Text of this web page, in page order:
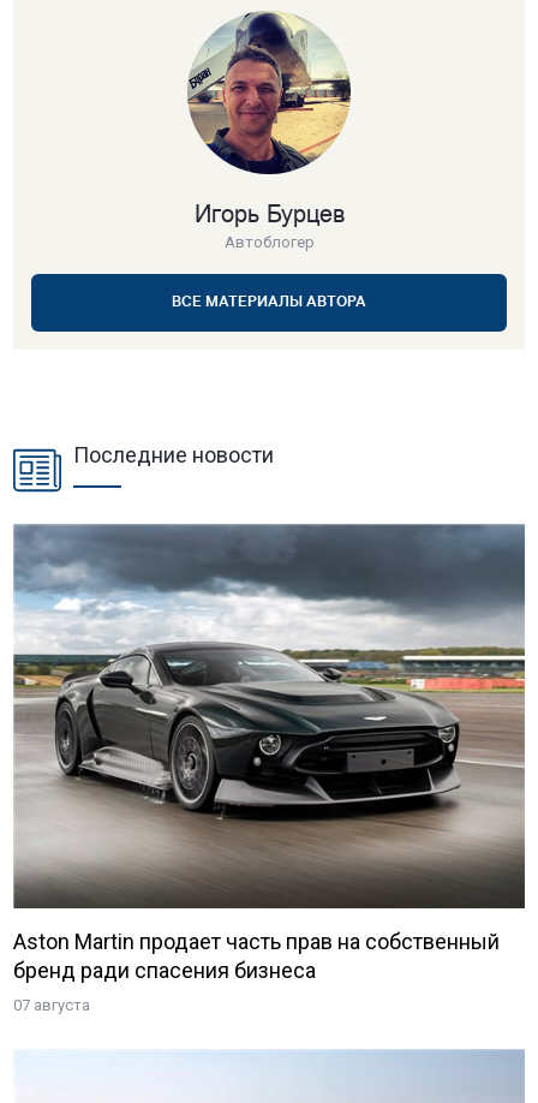
Игорь Бурцев
Автоблогер
ВСЕ МАТЕРИАЛЫ АВТОРА
Последние новости
Aston Martin продает часть прав на собственный
бренд ради спасения бизнеса
07 августа